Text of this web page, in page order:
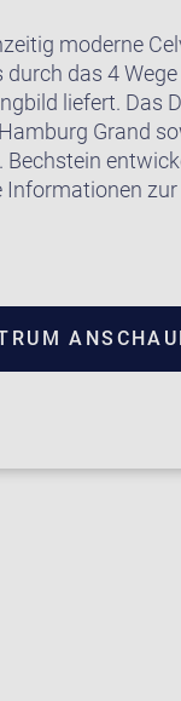
moderne
durch das 4
liefert. Das
Grand